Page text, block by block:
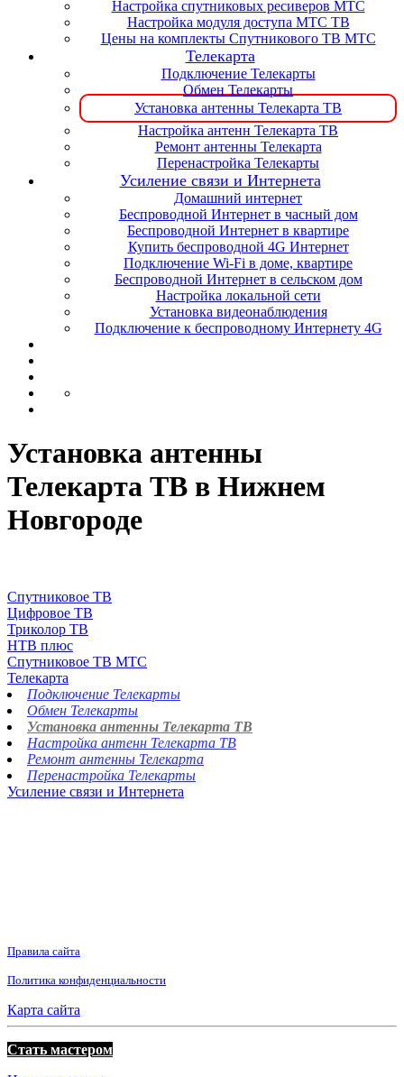
Настройка спутниковых ресиверов МТС
Настройка модуля доступа МТС ТВ
Цены на комплекты Спутникового ТВ МТС
Телекарта
Подключение Телекарты
Обмен Телекарты
Установка антенны Телекарта ТВ
Настройка антенн Телекарта ТВ
Ремонт антенны Телекарта
Перенастройка Телекарты
Усиление связи и Интернета
Домашний интернет
Беспроводной Интернет в часный дом
Беспроводной Интернет в квартире
Купить беспроводной 4G Интернет
Подключение Wi-Fi в доме, квартире
Беспроводной Интернет в сельском дом
Настройка локальной сети
Установка видеонаблюдения
Подключение к беспроводному Интернету 4G
Установка антенны
Телекарта ТВ в Нижнем
Новгороде
Спутниковое ТВ
Цифровое ТВ
Триколор ТВ
НТВ плюс
Спутниковое ТВ МТС
Телекарта
Подключение Телекарты
Обмен Телекарты
Установка антенны Телекарта ТВ
Настройка антенн Телекарта ТВ
Ремонт антенны Телекарта
Перенастройка Телекарты
Усиление связи и Интернета
Правила сайта
Политика конфиденциальности
Карта сайта
Стать мастером